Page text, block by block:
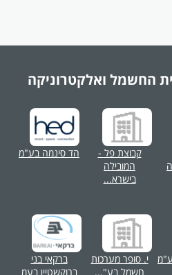
החשמל ואלקטרוניקה
קבוצת פל -
המובילה
בישרא...
הד סינמה בע"מ
י. סופר מערכות
חשמל בע"...
ברקאי בני
ברוקשטיין בעמ